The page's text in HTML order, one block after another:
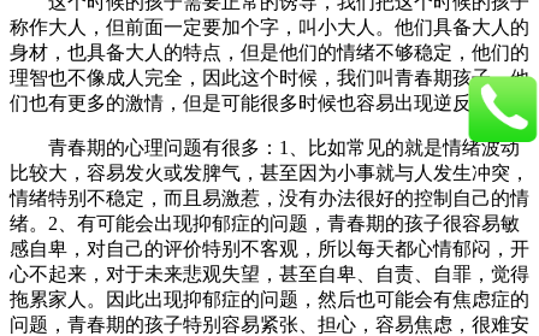
称作大人，但前面一定要加个字，叫小大人。他们具备大人的
身材，也具备大人的特点，但是他们的情绪不够稳定，他们的
理智也不像成人完全，因此这个时候，我们叫青春期孩子，他
们也有更多的激情，但是可能很多时候也容易出现逆反。
青春期的心理问题有很多：1、比如常见的就是情绪波动
比较大，容易发火或发脾气，甚至因为小事就与人发生冲突，
情绪特别不稳定，而且易激惹，没有办法很好的控制自己的情
绪。2、有可能会出现抑郁症的问题，青春期的孩子很容易敏
感自卑，对自己的评价特别不客观，所以每天都心情郁闷，开
心不起来，对于未来悲观失望，甚至自卑、自责、自罪，觉得
拖累家人。因此出现抑郁症的问题，然后也可能会有焦虑症的
问题，青春期的孩子特别容易紧张、担心，容易焦虑，很难安